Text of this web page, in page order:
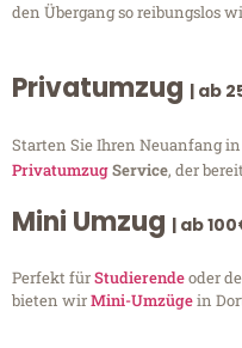
den Übergang so reibungslos
Privatumzug | ab
Starten Sie Ihren Neuanfang
PrivatumzugService, der
Mini Umzug | ab
Perfekt fürStudierendeoder
bieten wirMini-Umzügein